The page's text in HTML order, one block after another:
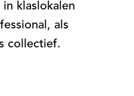
klaslokalen
als
collectief.